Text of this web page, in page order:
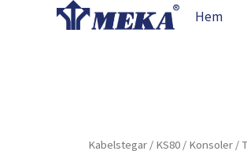
Hem
Kabelstegar / KS80 / Konsoler /